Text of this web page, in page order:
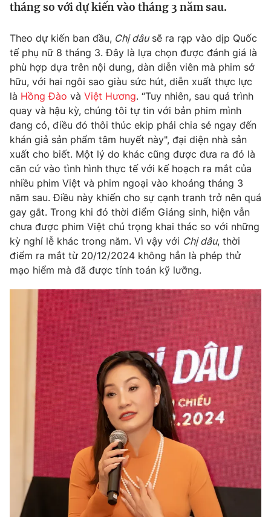
Tin tức
Thế giới đó đây
Câu chuyện quốc tế
Tài chính
Thị trường
Góc doanh nghiệp
Dữ liệu và đời sống
Truyền hình
Phim VTV
Hậu trường
Nhân vật
Khán giả
Giải sao mai
Giải trí
Điện ảnh
Âm nhạc
Sao
Đời sống
Du lịch
Làm đẹp
Chất lượng cuộc sống
Giáo dục
Tuyển sinh
Học trực tuyến
Công nghệ
Hitech Công nghệ tương lai
Thị trường
Tư vấn
Giao lưu trực tuyến
Lịch phát sóng
Chuyên mục khác
Emagazine Podcast
Photo Infographic
Video Shorts video
VTV Money VTV Thể thao
VTV Sức khoẻ Bất động sản
tháng so với dự kiến vào tháng 3 năm sau.
Theo dự kiến ban đầu, Chị dâusẽ ra rạp vào dịp Quốc
tế phụ nữ 8 tháng 3. Đây là lựa chọn được đánh giá là
phù hợp dựa trên nội dung, dàn diễn viên mà phim sở
hữu, với hai ngôi sao giàu sức hút, diễn xuất thực lực
là Hồng Đào và Việt Hương. “Tuy nhiên, sau quá trình
quay và hậu kỳ, chúng tôi tự tin với bản phim mình
đang có, điều đó thôi thúc ekip phải chia sẻ ngay đến
khán giả sản phẩm tâm huyết này", đại diện nhà sản
xuất cho biết. Một lý do khác cũng được đưa ra đó là
căn cứ vào tình hình thực tế với kế hoạch ra mắt của
nhiều phim Việt và phim ngoại vào khoảng tháng 3
năm sau. Điều này khiến cho sự cạnh tranh trở nên quá
gay gắt. Trong khi đó thời điểm Giáng sinh, hiện vẫn
chưa được phim Việt chú trọng khai thác so với những
kỳ nghỉ lễ khác trong năm. Vì vậy với Chị dâu, thời
điểm ra mắt từ 20/12/2024 không hẳn là phép thử
mạo hiểm mà đã được tính toán kỹ lưỡng.